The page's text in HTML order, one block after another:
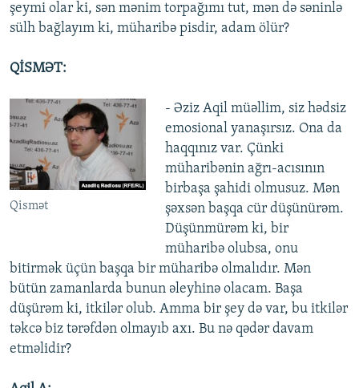
şeymi olar ki, sən mənim torpağımı tut, mən də səninlə
sülh bağlayım ki, müharibə pisdir, adam ölür?
QİSMƏT:
Qismət
- Əziz Aqil müəllim, siz hədsiz
emosional yanaşırsız. Ona da
haqqınız var. Çünki
müharibənin ağrı-acısının
birbaşa şahidi olmusuz. Mən
şəxsən başqa cür düşünürəm.
Düşünmürəm ki, bir
müharibə olubsa, onu
bitirmək üçün başqa bir müharibə olmalıdır. Mən
bütün zamanlarda bunun əleyhinə olacam. Başa
düşürəm ki, itkilər olub. Amma bir şey də var, bu itkilər
təkcə biz tərəfdən olmayıb axı. Bu nə qədər davam
etməlidir?